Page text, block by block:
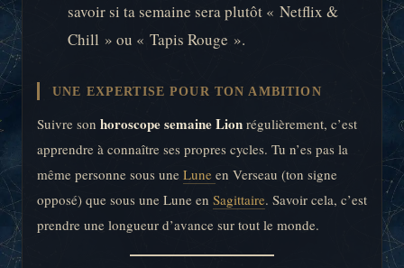
savoir si ta semaine sera plutôt « Netflix &
Chill » ou « Tapis Rouge ».
UNE EXPERTISE POUR TON AMBITION
Suivre son horoscope semaine Lion régulièrement, c’est
apprendre à connaître ses propres cycles. Tu n’es pas la
même personne sous une Lune en Verseau (ton signe
opposé) que sous une Lune en Sagittaire. Savoir cela, c’est
prendre une longueur d’avance sur tout le monde.